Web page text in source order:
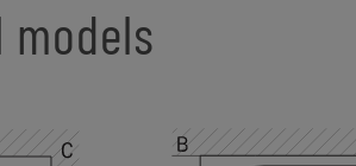
models